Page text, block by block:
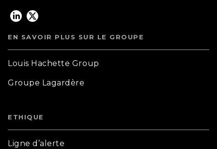
EN SAVOIR PLUS SUR LE GROUPE
Louis Hachette Group
Groupe Lagardère
ETHIQUE
Ligne d’alerte